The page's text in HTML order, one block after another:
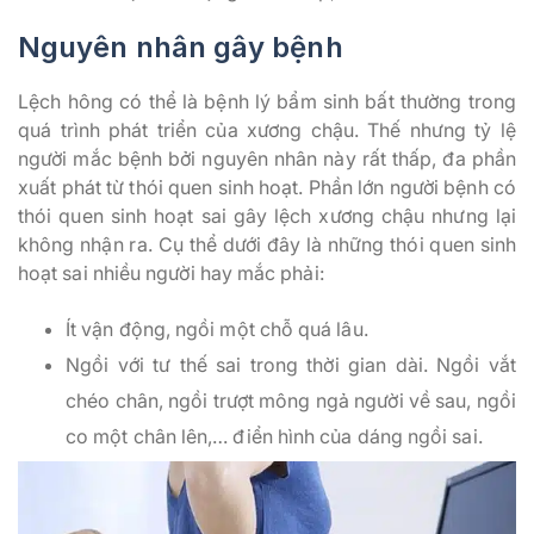
Nguyên nhân gây bệnh
Lệch hông có thể là bệnh lý bẩm sinh bất thường trong
quá trình phát triển của xương chậu. Thế nhưng tỷ lệ
người mắc bệnh bởi nguyên nhân này rất thấp, đa phần
xuất phát từ thói quen sinh hoạt. Phần lớn người bệnh có
thói quen sinh hoạt sai gây lệch xương chậu nhưng lại
không nhận ra. Cụ thể dưới đây là những thói quen sinh
hoạt sai nhiều người hay mắc phải:
Ít vận động, ngồi một chỗ quá lâu.
Ngồi với tư thế sai trong thời gian dài. Ngồi vắt
chéo chân, ngồi trượt mông ngả người về sau, ngồi
co một chân lên,… điển hình của dáng ngồi sai.